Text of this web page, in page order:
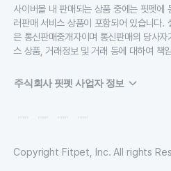
사이버몰 내 판매되는 상품 중에는 핏펫에
러판매 서비스 상품이 포함되어 있습니다.
은 통신판매중개자이며 통신판매의 당사
스 상품, 거래정보 및 거래 등에 대하여 책
주식회사 핏펫 사업자 정보
Copyright Fitpet, Inc. All rights